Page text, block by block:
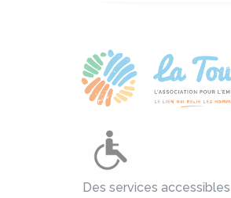
Des services